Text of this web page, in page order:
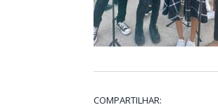
COMPARTILHAR: